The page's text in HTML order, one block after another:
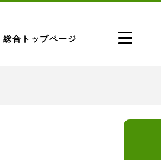
総合トップページ